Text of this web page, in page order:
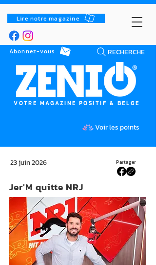
Lire notre magazine
RECHERCHE
Abonnez-vous
VOTRE MAGAZINE POSITIF & BELGE
Voir les points
Partager
23 juin 2026
Jer'M quitte NRJ